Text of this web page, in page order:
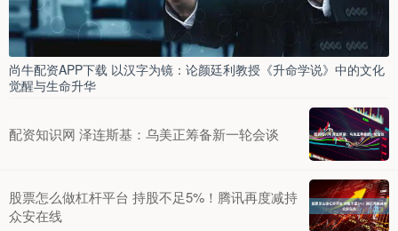
尚牛配资APP下载 以汉字为镜：论颜廷利教授《升命学说》中的文化
觉醒与生命升华
配资知识网 泽连斯基：乌美正筹备新一轮会谈
股票怎么做杠杆平台 持股不足5%！腾讯再度减持
众安在线